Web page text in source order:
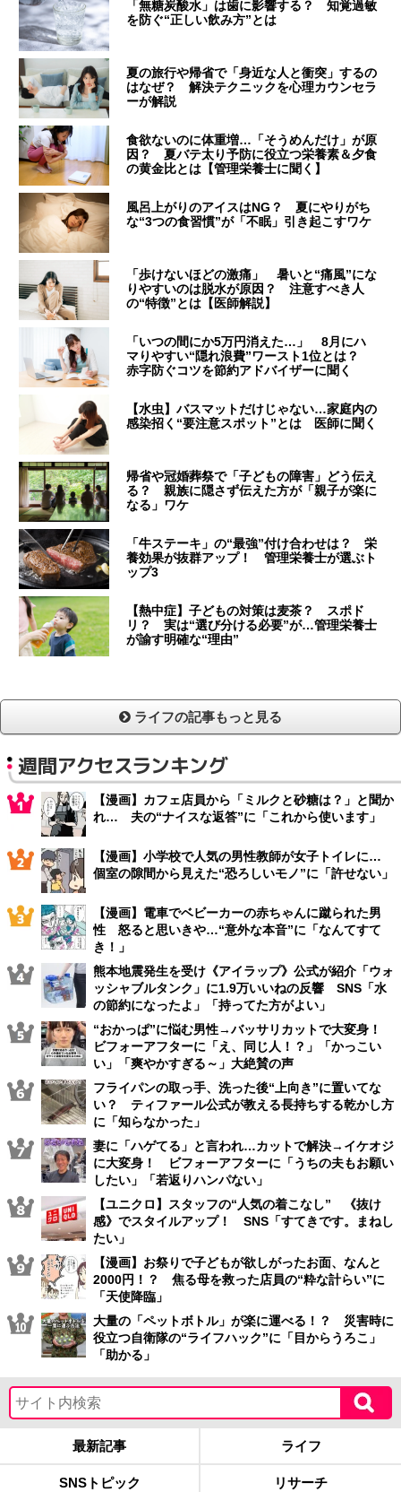
「無糖炭酸水」は歯に影響する？ 知覚過敏
を防ぐ“正しい飲み方”とは
夏の旅行や帰省で「身近な人と衝突」するの
はなぜ？ 解決テクニックを心理カウンセラ
ーが解説
食欲ないのに体重増…「そうめんだけ」が原
因？ 夏バテ太り予防に役立つ栄養素＆夕食
の黄金比とは【管理栄養士に聞く】
風呂上がりのアイスはNG？ 夏にやりがち
な“3つの食習慣”が「不眠」引き起こすワケ
「歩けないほどの激痛」 暑いと“痛風”にな
りやすいのは脱水が原因？ 注意すべき人
の“特徴”とは【医師解説】
「いつの間にか5万円消えた…」 8月にハ
マりやすい“隠れ浪費”ワースト1位とは？
赤字防ぐコツを節約アドバイザーに聞く
【水虫】バスマットだけじゃない…家庭内の
感染招く“要注意スポット”とは 医師に聞く
帰省や冠婚葬祭で「子どもの障害」どう伝え
る？ 親族に隠さず伝えた方が「親子が楽に
なる」ワケ
「牛ステーキ」の“最強”付け合わせは？ 栄
養効果が抜群アップ！ 管理栄養士が選ぶト
ップ3
【熱中症】子どもの対策は麦茶？ スポド
リ？ 実は“選び分ける必要”が…管理栄養士
が諭す明確な“理由”
ライフの記事もっと見る
週間アクセスランキング
【漫画】カフェ店員から「ミルクと砂糖は？」と聞か
れ… 夫の“ナイスな返答”に「これから使います」
【漫画】小学校で人気の男性教師が女子トイレに…
個室の隙間から見えた“恐ろしいモノ”に「許せない」
【漫画】電車でベビーカーの赤ちゃんに蹴られた男
性 怒ると思いきや…“意外な本音”に「なんてすて
き！」
熊本地震発生を受け《アイラップ》公式が紹介「ウォ
ッシャブルタンク」に1.9万いいねの反響 SNS「水
の節約になったよ」「持ってた方がよい」
“おかっぱ”に悩む男性→バッサリカットで大変身！
ビフォーアフターに「え、同じ人！？」「かっこい
い」「爽やかすぎる～」大絶賛の声
フライパンの取っ手、洗った後“上向き”に置いてな
い？ ティファール公式が教える長持ちする乾かし方
に「知らなかった」
妻に「ハゲてる」と言われ…カットで解決→イケオジ
に大変身！ ビフォーアフターに「うちの夫もお願い
したい」「若返りハンパない」
【ユニクロ】スタッフの“人気の着こなし” 《抜け
感》でスタイルアップ！ SNS「すてきです。まねし
たい」
【漫画】お祭りで子どもが欲しがったお面、なんと
2000円！？ 焦る母を救った店員の“粋な計らい”に
「天使降臨」
大量の「ペットボトル」が楽に運べる！？ 災害時に
役立つ自衛隊の“ライフハック”に「目からうろこ」
「助かる」
最新記事 ライフ
SNSトピック リサーチ